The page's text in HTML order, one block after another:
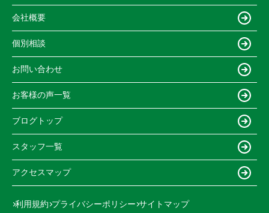
会社概要
個別相談
お問い合わせ
お客様の声一覧
ブログトップ
スタッフ一覧
アクセスマップ
利用規約 プライバシーポリシー サイトマップ